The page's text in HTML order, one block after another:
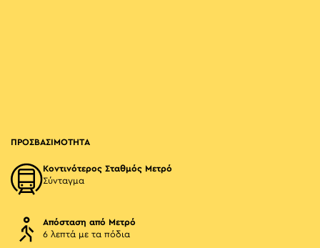
ΠΡΟΣΒΑΣΙΜΟΤΗΤΑ
Κοντινότερος Σταθμός Μετρό
Σύνταγμα
Απόσταση από Μετρό
6 λεπτά με τα πόδια